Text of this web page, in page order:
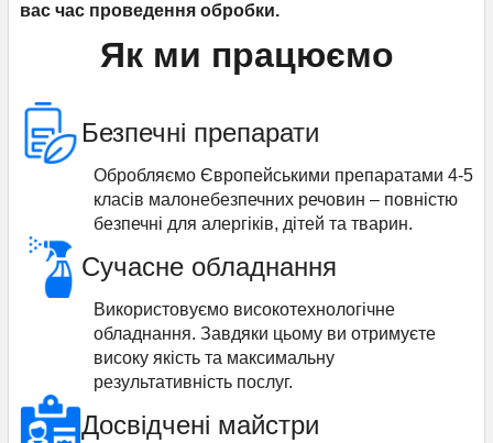
вас час проведення обробки.
Як ми працюємо
Безпечні препарати
Обробляємо Європейськими препаратами 4-5
класів малонебезпечних речовин – повністю
безпечні для алергіків, дітей та тварин.
Сучасне обладнання
Використовуємо високотехнологічне
обладнання. Завдяки цьому ви отримуєте
високу якість та максимальну
результативність послуг.
Досвідчені майстри